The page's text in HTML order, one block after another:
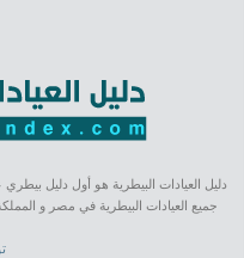
دليل العيادات البيطرية هو أول دليل
جميع العيادات البيطرية في مصر و